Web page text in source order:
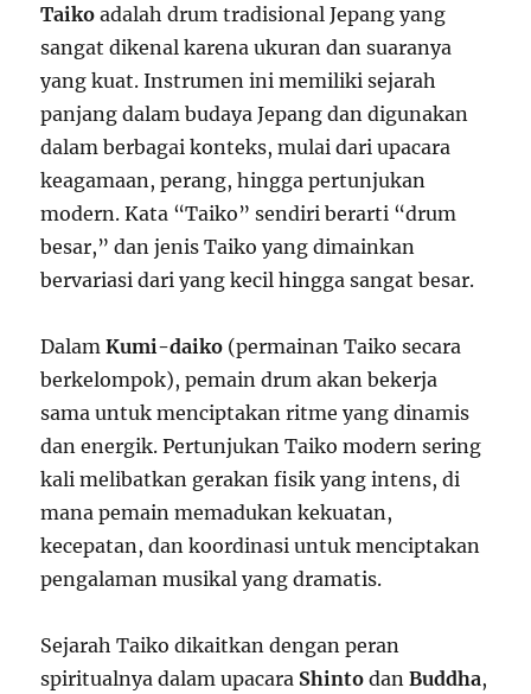
Taiko adalah drum tradisional Jepang yang
sangat dikenal karena ukuran dan suaranya
yang kuat. Instrumen ini memiliki sejarah
panjang dalam budaya Jepang dan digunakan
dalam berbagai konteks, mulai dari upacara
keagamaan, perang, hingga pertunjukan
modern. Kata “Taiko” sendiri berarti “drum
besar,” dan jenis Taiko yang dimainkan
bervariasi dari yang kecil hingga sangat besar.
DalamKumi-daiko (permainan Taiko secara
berkelompok), pemain drum akan bekerja
sama untuk menciptakan ritme yang dinamis
dan energik. Pertunjukan Taiko modern sering
kali melibatkan gerakan fisik yang intens, di
mana pemain memadukan kekuatan,
kecepatan, dan koordinasi untuk menciptakan
pengalaman musikal yang dramatis.
Sejarah Taiko dikaitkan dengan peran
spiritualnya dalam upacara Shinto danBuddha,